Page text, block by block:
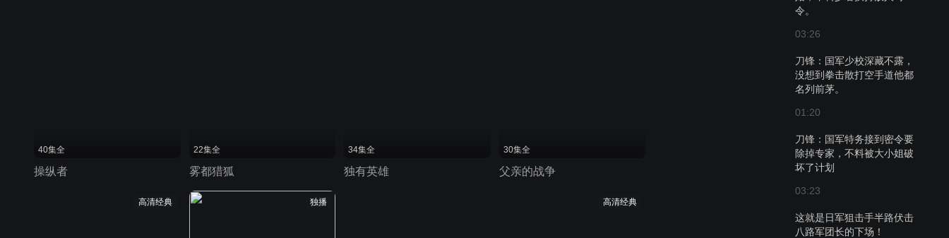
令。
03:26
刀锋：国军少校深藏不露，
没想到拳击散打空手道他都
名列前茅。
01:20
刀锋：国军特务接到密令要
除掉专家，不料被大小姐破
坏了计划
03:23
这就是日军狙击手半路伏击
八路军团长的下场！
40集全
操纵者
22集全
雾都猎狐
34集全
独有英雄
30集全
父亲的战争
高清经典 独播 高清经典